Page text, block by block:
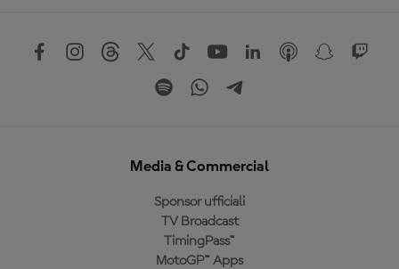
Media & Commercial
Sponsor ufficiali
TV Broadcast
TimingPass™
MotoGP™ Apps